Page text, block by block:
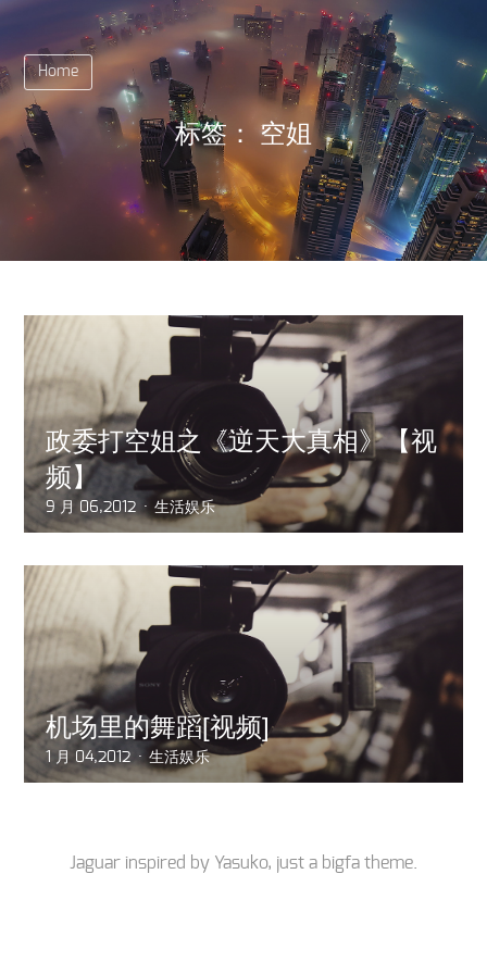
Home
标签：空姐
政委打空姐之《逆天大真相》【视
频】
9 月 06,2012 生活娱乐
机场里的舞蹈[视频]
1 月 04,2012 生活娱乐
Jaguar inspired by Yasuko, just a bigfa theme.